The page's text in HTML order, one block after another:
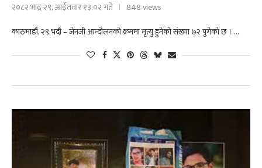
२०८२ भाद्र २९, आईतवार १३:०२ गते
848 views
काठमाडौं, २९ भदौ – जेनजी आन्दोलनको क्रममा मृत्यु हुनेको संख्या ७२ पुगेको छ । …